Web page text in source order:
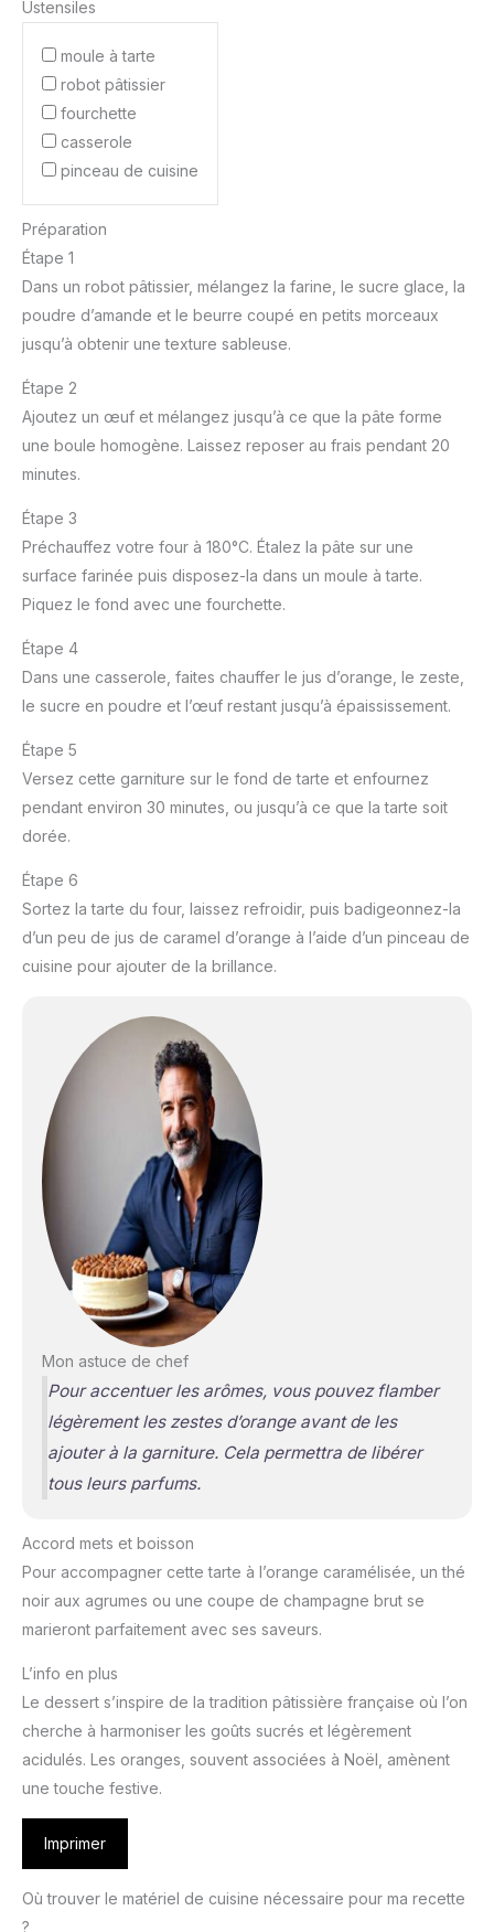
Ustensiles
moule à tarte
robot pâtissier
fourchette
casserole
pinceau de cuisine
Préparation
Étape 1
Dans un robot pâtissier, mélangez la farine, le sucre glace, la
poudre d’amande et le beurre coupé en petits morceaux
jusqu’à obtenir une texture sableuse.
Étape 2
Ajoutez un œuf et mélangez jusqu’à ce que la pâte forme
une boule homogène. Laissez reposer au frais pendant 20
minutes.
Étape 3
Préchauffez votre four à 180°C. Étalez la pâte sur une
surface farinée puis disposez-la dans un moule à tarte.
Piquez le fond avec une fourchette.
Étape 4
Dans une casserole, faites chauffer le jus d’orange, le zeste,
le sucre en poudre et l’œuf restant jusqu’à épaississement.
Étape 5
Versez cette garniture sur le fond de tarte et enfournez
pendant environ 30 minutes, ou jusqu’à ce que la tarte soit
dorée.
Étape 6
Sortez la tarte du four, laissez refroidir, puis badigeonnez-la
d’un peu de jus de caramel d’orange à l’aide d’un pinceau de
cuisine pour ajouter de la brillance.
Mon astuce de chef
Pour accentuer les arômes, vous pouvez flamber
légèrement les zestes d’orange avant de les
ajouter à la garniture. Cela permettra de libérer
tous leurs parfums.
Accord mets et boisson
Pour accompagner cette tarte à l’orange caramélisée, un thé
noir aux agrumes ou une coupe de champagne brut se
marieront parfaitement avec ses saveurs.
L’info en plus
Le dessert s’inspire de la tradition pâtissière française où l’on
cherche à harmoniser les goûts sucrés et légèrement
acidulés. Les oranges, souvent associées à Noël, amènent
une touche festive.
Imprimer
Où trouver le matériel de cuisine nécessaire pour ma recette
?